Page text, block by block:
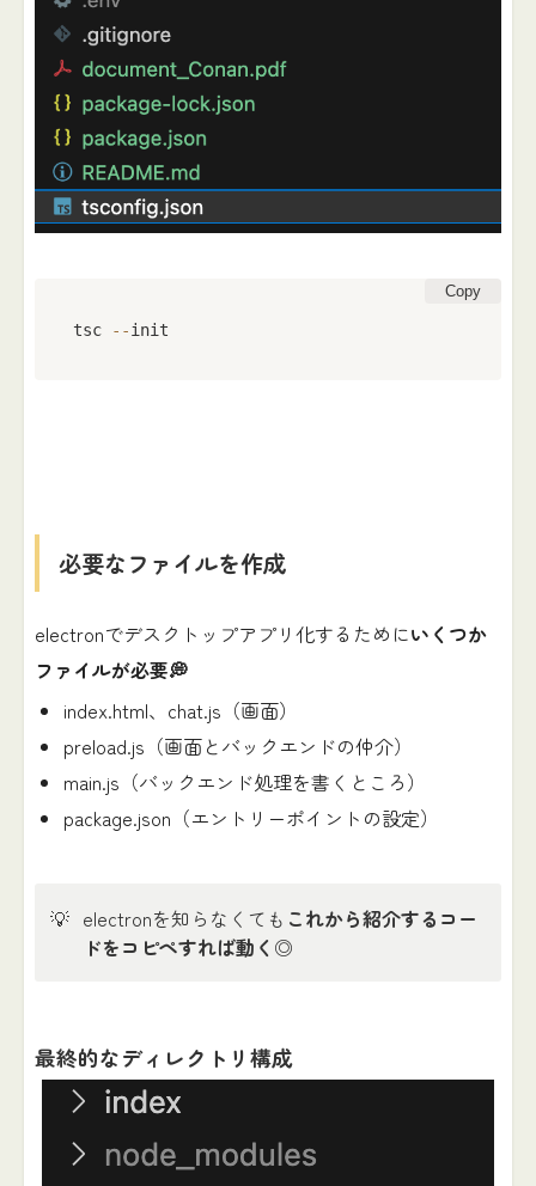
Copy
tsc --init
必要なファイルを作成
electronでデスクトップアプリ化するためにいくつか
ファイルが必要💭
index.html、chat.js（画面）
preload.js（画面とバックエンドの仲介）
main.js（バックエンド処理を書くところ）
package.json（エントリーポイントの設定）
💡 electronを知らなくても これから紹介するコー
ドをコピペすれば動く ◎
最終的なディレクトリ構成